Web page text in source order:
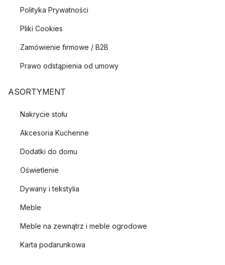
Polityka Prywatności
Pliki Cookies
Zamówienie firmowe / B2B
Prawo odstąpienia od umowy
ASORTYMENT
Nakrycie stołu
Akcesoria Kuchenne
Dodatki do domu
Oświetlenie
Dywany i tekstylia
Meble
Meble na zewnątrz i meble ogrodowe
Karta podarunkowa